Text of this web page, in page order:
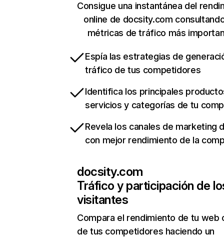
Consigue una instantánea del
online de docsity.com
métricas de tráfico más
Espía las estrategias de
tráfico de tus competidores
Identifica los principales
servicios y categorías de tu
Revela los canales de marketing
con mejor rendimiento de la
docsity.com
Tráfico y participación de
visitantes
Compara el rendimiento de tu web
de tus competidores haciendo un